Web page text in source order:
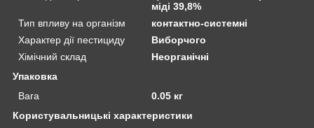
міді 39,8%
Тип впливу на організм
контактно-системні
Характер дії пестициду
Виборчого
Хімічний склад
Неорганічні
Упаковка
Вага
0.05 кг
Користувальницькі характеристики